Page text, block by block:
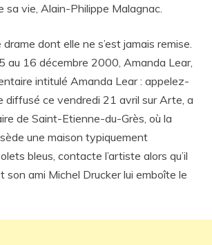
sa vie, Alain-Philippe Malagnac.
drame dont elle ne s’est jamais remise.
au 16 décembre 2000, Amanda Lear,
intitulé Amanda Lear : appelez-
diffusé ce vendredi 21 avril sur Arte, a
de Saint-Etienne-du-Grès, où la
une maison typiquement
bleus, contacte l’artiste alors qu’il
son ami Michel Drucker lui emboîte le